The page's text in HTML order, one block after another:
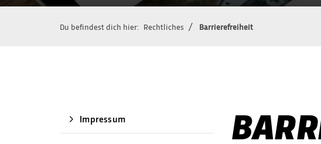
Du befindest dich hier: Rechtliches Barrierefreiheit
Impressum